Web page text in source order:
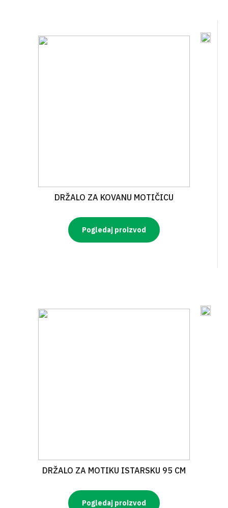
DRŽALO ZA KOVANU MOTIČICU
Pogledaj proizvod
DRŽALO ZA MOTIKU ISTARSKU 95 CM
Pogledaj proizvod